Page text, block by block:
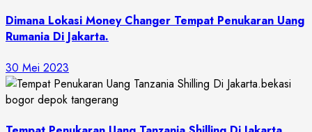
Dimana Lokasi Money Changer Tempat Penukaran Uang
Rumania Di Jakarta.
30 Mei 2023